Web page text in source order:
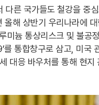
다른 국가들도 철강을 중
올해 상반기 우리나라에
미늄 통상리스크 및 불공
를 통합창구로 삼고, 미
대응 바우처를 통해 현